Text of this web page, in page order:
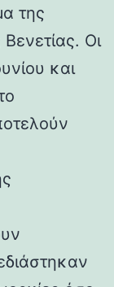
της
Οι
και